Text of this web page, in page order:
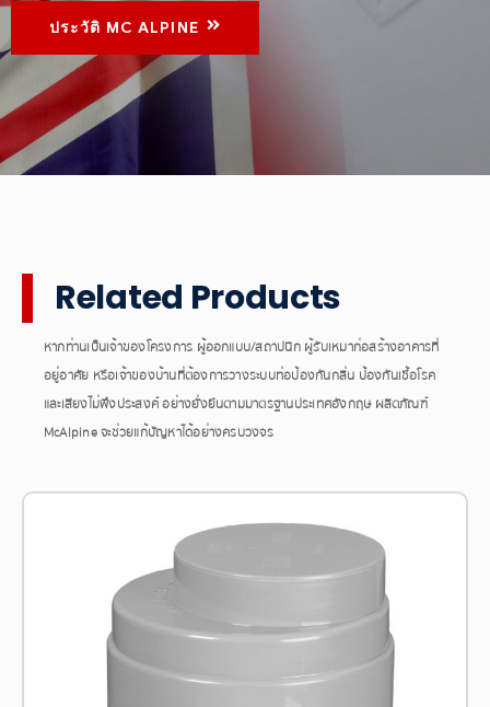
ประวัติ MC ALPINE
Related Products
หากท่านเป็นเจ้าของโครงการ ผู้ออกแบบ/สถาปนิก ผู้รับเหมาก่อสร้างอาคารที่
อยู่อาศัย หรือเจ้าของบ้านที่ต้องการวางระบบท่อป้องกันกลิ่น ป้องกันเชื้อโรค
และเสียงไม่พึงประสงค์ อย่างยั่งยืนตามมาตรฐานประเทศอังกฤษ ผลิตภัณฑ์
McAlpine จะช่วยแก้ปัญหาได้อย่างครบวงจร